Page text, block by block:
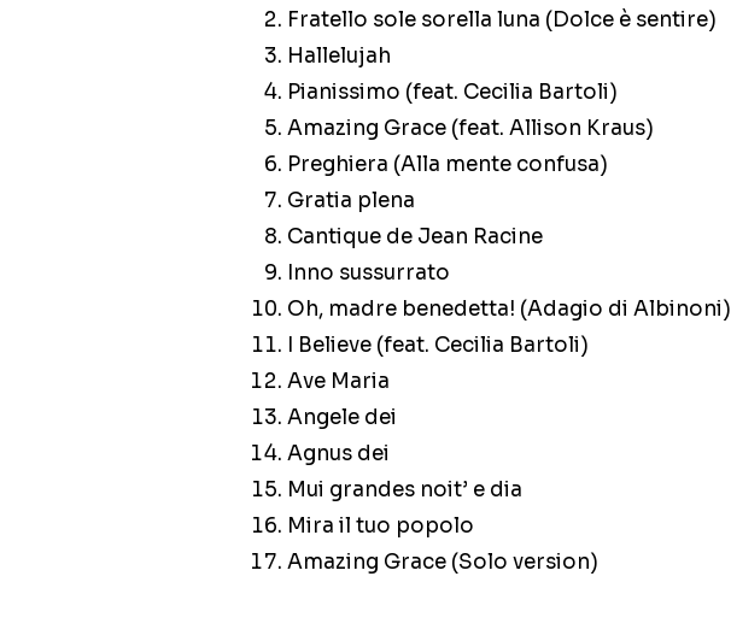
Fratello sole sorella luna (Dolce è sentire)
Hallelujah
Pianissimo (feat. Cecilia Bartoli)
Amazing Grace (feat. Allison Kraus)
Preghiera (Alla mente confusa)
Gratia plena
Cantique de Jean Racine
Inno sussurrato
Oh, madre benedetta! (Adagio di Albinoni)
I Believe (feat. Cecilia Bartoli)
Ave Maria
Angele dei
Agnus dei
Mui grandes noit’ e dia
Mira il tuo popolo
Amazing Grace (Solo version)